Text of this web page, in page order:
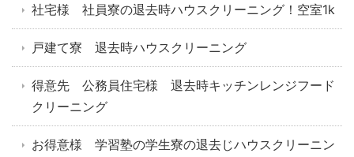
社宅様 社員寮の退去時ハウスクリーニング！空室1k
戸建て寮 退去時ハウスクリーニング
得意先 公務員住宅様 退去時キッチンレンジフード
クリーニング
お得意様 学習塾の学生寮の退去じハウスクリーニン